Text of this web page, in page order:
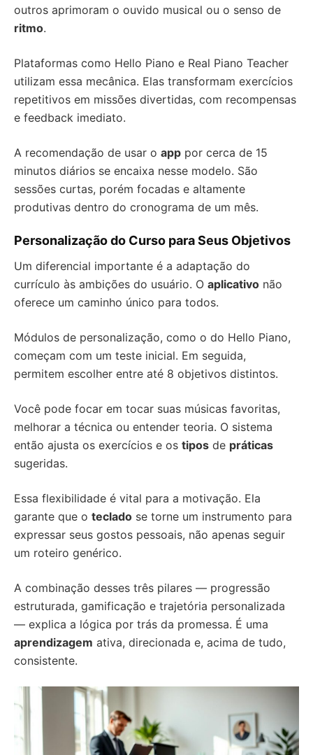
outros aprimoram o ouvido musical ou o senso de
ritmo.
Plataformas como Hello Piano e Real Piano Teacher
utilizam essa mecânica. Elas transformam exercícios
repetitivos em missões divertidas, com recompensas
e feedback imediato.
A recomendação de usar o app por cerca de 15
minutos diários se encaixa nesse modelo. São
sessões curtas, porém focadas e altamente
produtivas dentro do cronograma de um mês.
Personalização do Curso para Seus Objetivos
Um diferencial importante é a adaptação do
currículo às ambições do usuário. O aplicativo não
oferece um caminho único para todos.
Módulos de personalização, como o do Hello Piano,
começam com um teste inicial. Em seguida,
permitem escolher entre até 8 objetivos distintos.
Você pode focar em tocar suas músicas favoritas,
melhorar a técnica ou entender teoria. O sistema
então ajusta os exercícios e os tipos de práticas
sugeridas.
Essa flexibilidade é vital para a motivação. Ela
garante que o teclado se torne um instrumento para
expressar seus gostos pessoais, não apenas seguir
um roteiro genérico.
A combinação desses três pilares — progressão
estruturada, gamificação e trajetória personalizada
— explica a lógica por trás da promessa. É uma
aprendizagem ativa, direcionada e, acima de tudo,
consistente.